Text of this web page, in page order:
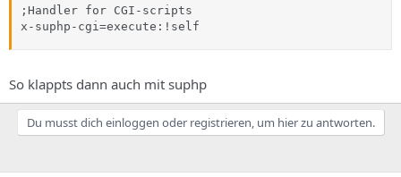
;Handler for CGI-scripts
x-suphp-cgi=execute:!self
So klappts dann auch mit suphp
Du musst dich einloggen oder registrieren, um hier zu antworten.